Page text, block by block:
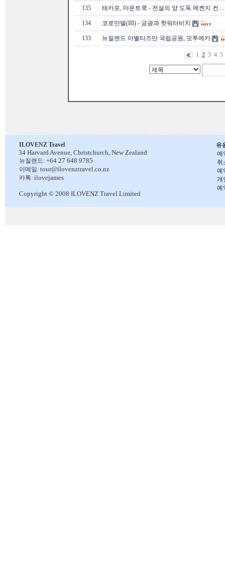
135 테카포, 마운트쿡 - 전설의 양 도둑 메켄지 컨…
134 코로만델(III) - 금광과 핫워터비치
133 뉴질랜드 아벨타즈만 국립공원, 모투에카
1 2 3 4 5
유
예
취
예
개
예
ILOVENZ Travel
34 Harvard Avenue, Christchurch, New Zealand
뉴질랜드: +64 27 648 9785
이메일: tour@ilovenztravel.co.nz
카톡: ilovejames
Copyright © 2008 ILOVENZ Travel Limited